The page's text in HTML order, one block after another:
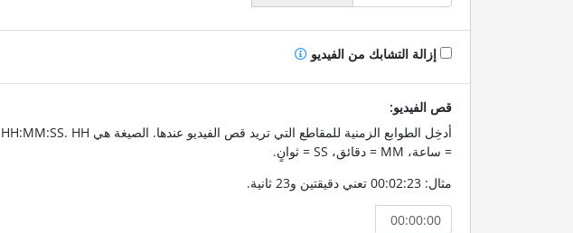
إزالة التشابك من الفيديو
قص الفيديو:
أدخِل الطوابع الزمنية للمقاطع التي تريد قص الفيديو عندها. الصيغة هي HH:MM:SS. HH
= ساعة، MM = دقائق، SS = ثوانٍ.
مثال: 00:02:23 تعني دقيقتين و23 ثانية.